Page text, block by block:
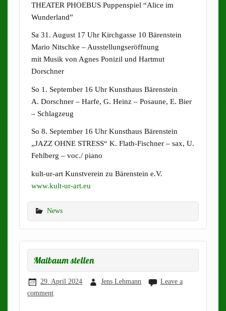
THEATER PHOEBUS Puppenspiel “Alice im
Wunderland”
Sa 31. August 17 Uhr Kirchgasse 10 Bärenstein
Mario Nitschke – Ausstellungseröffnung
mit Musik von Agnes Ponizil und Hartmut
Dorschner
So 1. September 16 Uhr Kunsthaus Bärenstein
A. Dorschner – Harfe, G. Heinz – Posaune, E. Bier
– Schlagzeug
So 8. September 16 Uhr Kunsthaus Bärenstein
„JAZZ OHNE STRESS“ K. Flath-Fischner – sax, U.
Fehlberg – voc./ piano
kult-ur-art Kunstverein zu Bärenstein e.V.
www.kult-ur-art.eu
News
Maibaum stellen
29. April 2024 Jens Lehmann
Leave a
comment